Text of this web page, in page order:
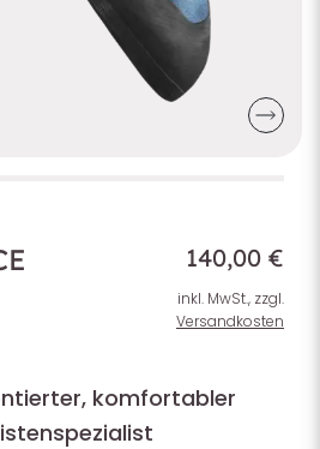
140,00 €
inkl. MwSt., zzgl.
Versandkosten
komfortabler